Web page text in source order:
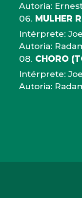
Autoria:
MULHER
Intérprete:
Autoria:
CHORO
Intérprete:
Autoria: